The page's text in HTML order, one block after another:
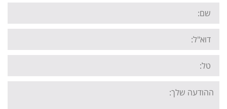
Name:
Email:
Tel:
Your
message: